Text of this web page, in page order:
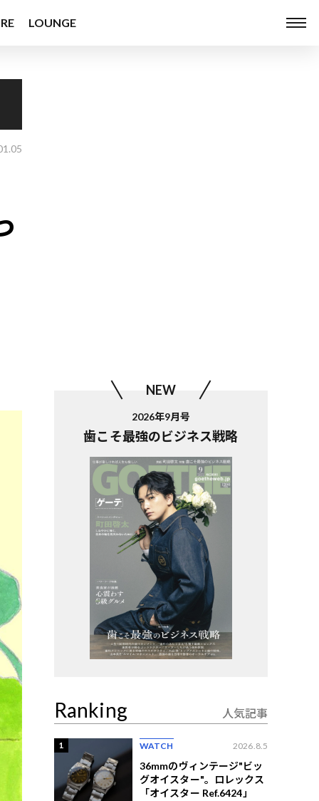
LOUNGE
NEW
2026年9月号
歯こそ最強のビジネス戦略
Ranking 人気記事
1 WATCH 2026.8.5
36mmのヴィンテージ"ビッ
グオイスター"。ロレックス
「オイスター Ref.6424」